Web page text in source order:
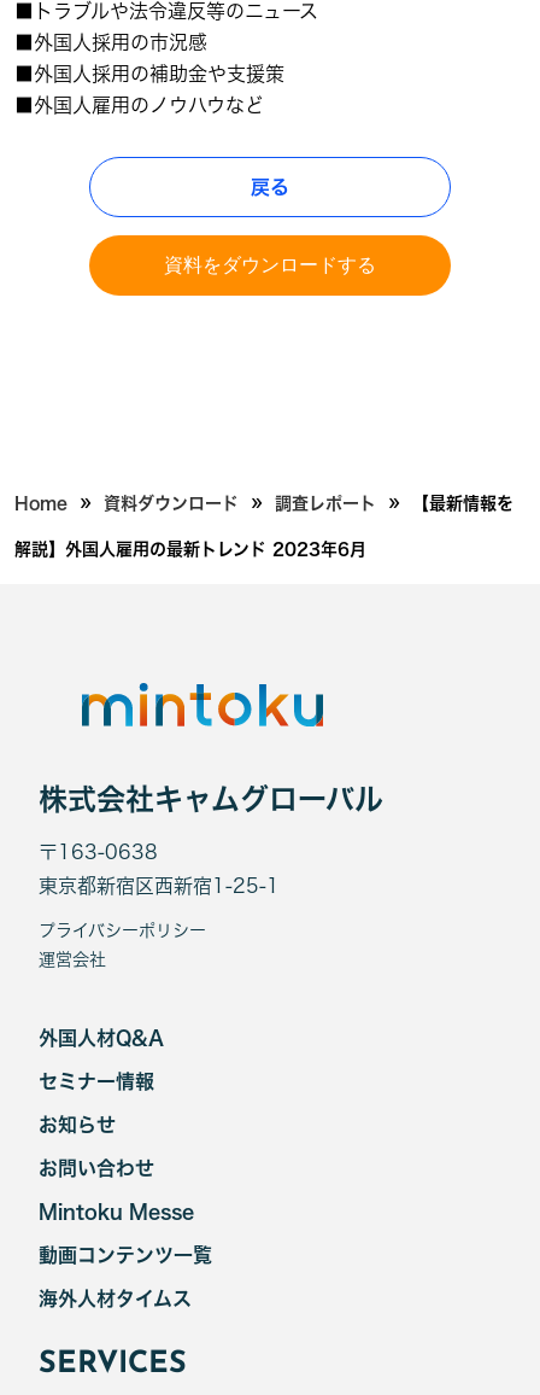
■トラブルや法令違反等のニュース
■外国人採用の市況感
■外国人採用の補助金や支援策
■外国人雇用のノウハウなど
戻る
資料をダウンロードする
Home » 資料ダウンロード » 調査レポート » 【最新情報を
解説】外国人雇用の最新トレンド 2023年6月
株式会社キャムグローバル
〒163-0638
東京都新宿区西新宿1-25-1
プライバシーポリシー
運営会社
外国人材Q&A
セミナー情報
お知らせ
お問い合わせ
Mintoku Messe
海外人材タイムス
動画コンテンツ一覧
SERVICES